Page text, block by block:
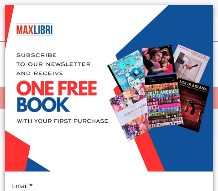
Shipping in 24h for all available books
English
< Home
MENÙ
Arts and Architecture
Il Principio della Fine ( l'Impresa di
Grecia ).
Email *